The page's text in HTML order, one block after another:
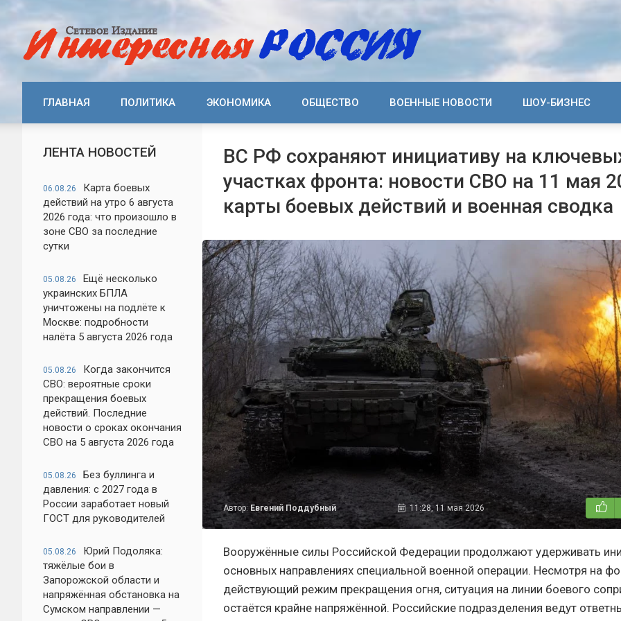
ГЛАВНАЯ ПОЛИТИКА ЭКОНОМИКА ОБЩЕСТВО ВОЕННЫЕ НОВОСТИ ШОУ-БИЗНЕС
ЛЕНТА НОВОСТЕЙ
06.08.26
Карта боевых
действий на утро 6 августа
2026 года: что произошло в
зоне СВО за последние
сутки
05.08.26
Ещё несколько
украинских БПЛА
уничтожены на подлёте к
Москве: подробности
налёта 5 августа 2026 года
05.08.26
Когда закончится
СВО: вероятные сроки
прекращения боевых
действий. Последние
новости о сроках окончания
СВО на 5 августа 2026 года
05.08.26
Без буллинга и
давления: с 2027 года в
России заработает новый
ГОСТ для руководителей
05.08.26
Юрий Подоляка:
тяжёлые бои в
Запорожской области и
напряжённая обстановка на
Сумском направлении —
ВС РФ сохраняют инициативу на
участках фронта: новости СВО на 11 мая
карты боевых действий и военная сводка
Автор: Евгений Поддубный 11:28, 11 мая 2026
Вооружённые силы Российской Федерации продолжают удерживать
основных направлениях специальной военной операции. Несмотря на
действующий режим прекращения огня, ситуация на линии боевого
остаётся крайне напряжённой. Российские подразделения ведут